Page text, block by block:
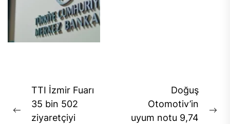
Yazı
gezinmesi
Previous
TTI İzmir Fuarı
35 bin 502
ziyaretçiyi
Doğuş
Otomotiv’in
uyum notu 9,74